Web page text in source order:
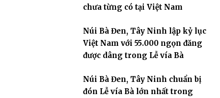
chưa từng có tại Việt Nam
Núi Bà Đen, Tây Ninh lập kỷ lục
Việt Nam với 55.000 ngọn đăng
được dâng trong Lễ vía Bà
Núi Bà Đen, Tây Ninh chuẩn bị
đón Lễ vía Bà lớn nhất trong